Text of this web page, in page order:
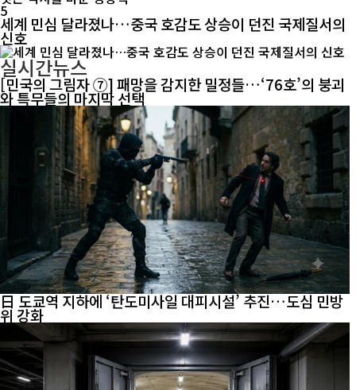
5
세계 민심 달라졌나…중국 호감도 상승이 던진 국제질서의
신호
실시간뉴스
[민국의 그림자 ⑦] 패망을 감지한 밀정들…‘76호’의 붕괴
와 특무들의 마지막 선택
日 도쿄역 지하에 ‘탄도미사일 대피시설’ 추진…도심 민방
위 강화